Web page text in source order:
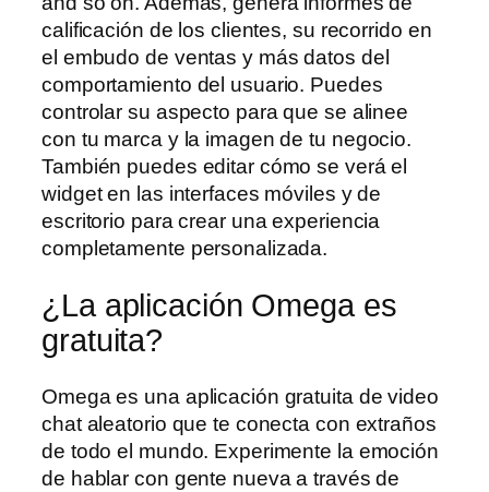
calificación de los clientes, su recorrido en
el embudo de ventas y más datos del
comportamiento del usuario. Puedes
controlar su aspecto para que se alinee
con tu marca y la imagen de tu negocio.
También puedes editar cómo se verá el
widget en las interfaces móviles y de
escritorio para crear una experiencia
completamente personalizada.
¿La aplicación Omega es
gratuita?
Omega es una aplicación gratuita de video
chat aleatorio que te conecta con extraños
de todo el mundo. Experimente la emoción
de hablar con gente nueva a través de